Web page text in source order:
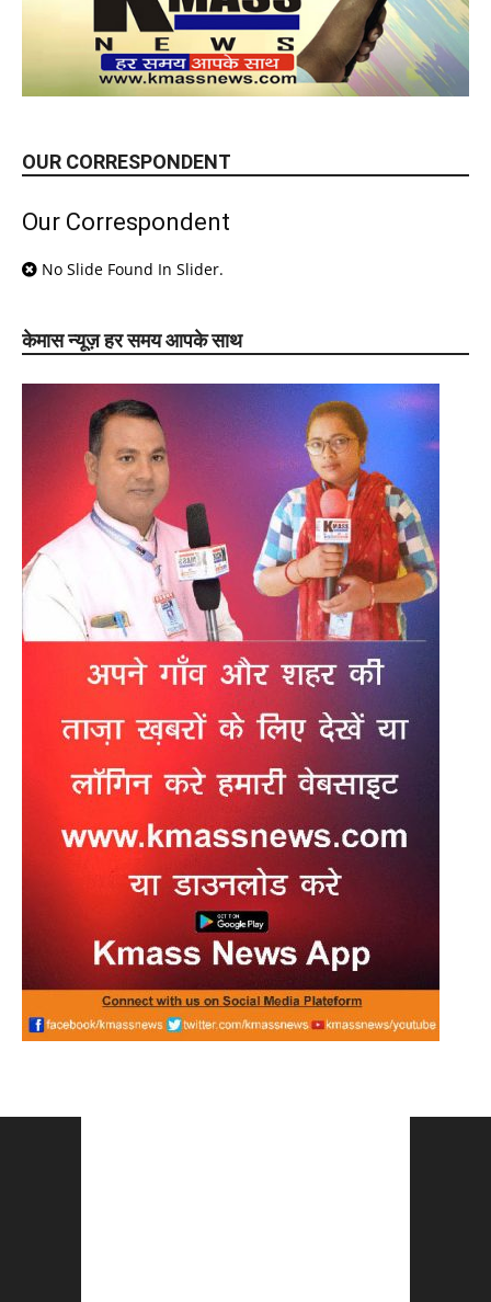
OUR CORRESPONDENT
Our Correspondent
No Slide Found In Slider.
केमास न्यूज़ हर समय आपके साथ